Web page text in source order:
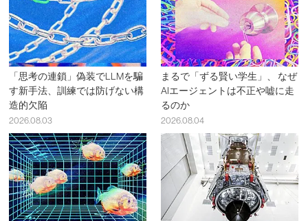
「思考の連鎖」偽装でLLMを騙
す新手法、訓練では防げない構
造的欠陥
2026.08.03
まるで「ずる賢い学生」、 なぜ
AIエージェントは不正や嘘に走
るのか
2026.08.04